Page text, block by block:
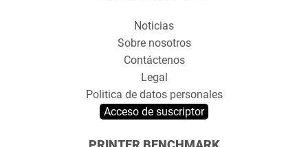
Noticias
Sobre nosotros
Contáctenos
Legal
Politica de datos personales
Acceso de suscriptor